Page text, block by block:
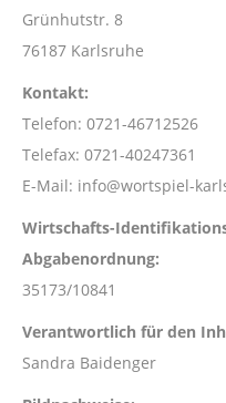
Grünhutstr. 8
76187 Karlsruhe
Kontakt:
Telefon: 0721-46712526
Telefax: 0721-40247361
E-Mail: info@wortspiel-
Wirtschafts-
Abgabenordnung:
35173/10841
Verantwortlich für den
Sandra Baidenger